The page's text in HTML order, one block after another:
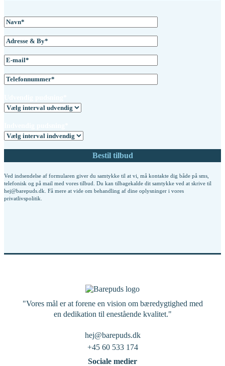
Ved indsendelse af formularen giver du samtykke til at vi, må kontakte dig både på sms,
telefonisk og på mail med vores tilbud. Du kan tilbagekalde dit samtykke ved at skrive til
hej@barepuds.dk. Få mere at vide om behandling af dine oplysninger i vores
privatlivspolitik
"Vores mål er at forene en vision om bæredygtighed med
en dedikation til enestående kvalitet."
hej@barepuds.dk
+45 60 533 174
Sociale medier